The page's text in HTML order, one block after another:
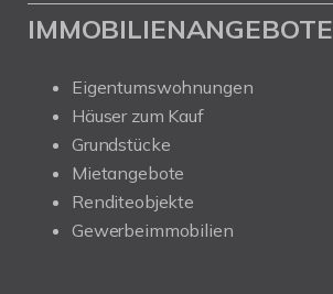
IMMOBILIENANGEBOTE
Eigentumswohnungen
Häuser zum Kauf
Grundstücke
Mietangebote
Renditeobjekte
Gewerbeimmobilien